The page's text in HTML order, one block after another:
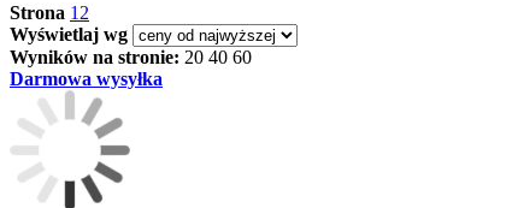
Strona 1 2
Wyświetlaj wg
Wyników na stronie: 20 40 60
Darmowa wysyłka